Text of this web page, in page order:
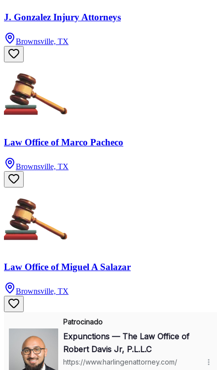
J. Gonzalez Injury Attorneys
Brownsville, TX
Law Office of Marco Pacheco
Brownsville, TX
Law Office of Miguel A Salazar
Brownsville, TX